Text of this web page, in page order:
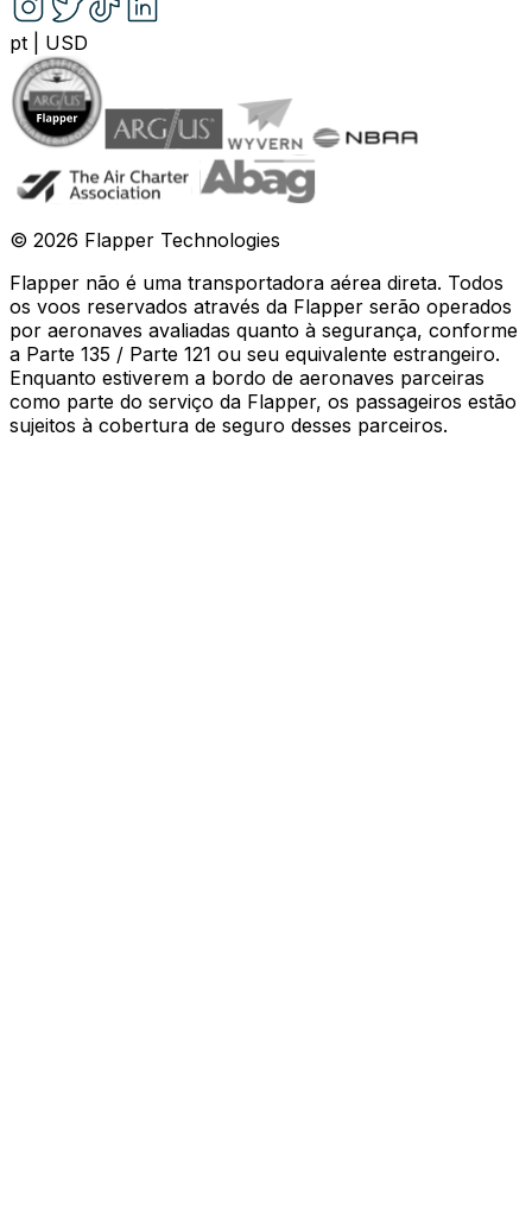
pt USD
© 2026 Flapper Technologies
Flapper não é uma transportadora aérea direta. Todos
os voos reservados através da Flapper serão operados
por aeronaves avaliadas quanto à segurança, conforme
a Parte 135 / Parte 121 ou seu equivalente estrangeiro.
Enquanto estiverem a bordo de aeronaves parceiras
como parte do serviço da Flapper, os passageiros estão
sujeitos à cobertura de seguro desses parceiros.